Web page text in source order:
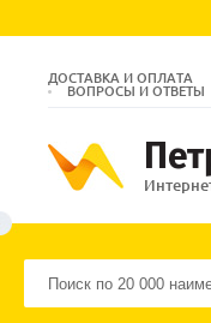
ДОСТАВКА И ОПЛАТА
ВОПРОСЫ И ОТВЕТЫ